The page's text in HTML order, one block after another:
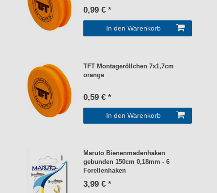
0,99 € *
In den Warenkorb
TFT Montageröllchen 7x1,7cm
orange
0,59 € *
In den Warenkorb
Maruto Bienenmadenhaken
gebunden 150cm 0,18mm - 6
Forellenhaken
3,99 € *